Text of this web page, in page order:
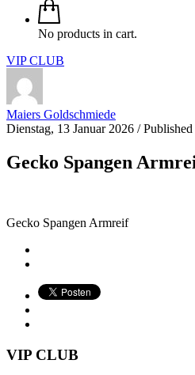
No products in cart.
VIP CLUB
Maiers Goldschmiede
Dienstag, 13 Januar 2026 /Published
Gecko Spangen
Gecko Spangen Armreif
VIP CLUB